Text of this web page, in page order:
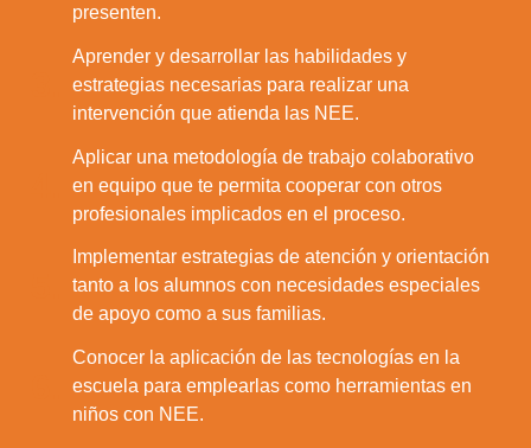
presenten.
Aprender y desarrollar las habilidades y
estrategias necesarias para realizar una
intervención que atienda las NEE.
Aplicar una metodología de trabajo colaborativo
en equipo que te permita cooperar con otros
profesionales implicados en el proceso.
Implementar estrategias de atención y orientación
tanto a los alumnos con necesidades especiales
de apoyo como a sus familias.
Conocer la aplicación de las tecnologías en la
escuela para emplearlas como herramientas en
niños con NEE.